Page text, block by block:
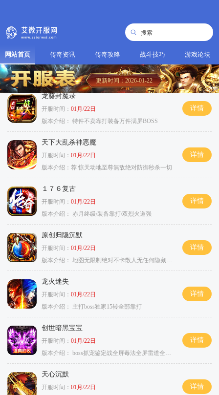
网站首页 传奇资讯 传奇攻略 战斗技巧 游戏论坛
更新时间：2026-01-22
龙葵封魔录
开服时间： 01月/22日
版本介绍： 特件不卖靠打装备万件满屏BOSS
详情
天下大乱杀神恶魔
开服时间： 01月/22日
版本介绍： 荐 惊天动地至尊無敌绝对防御秒杀一切
详情
１７６复古
开服时间： 01月/22日
版本介绍： 赤月终级/装备靠打/双烈火道强
详情
原创归隐沉默
开服时间： 01月/22日
版本介绍： 地图无限制绝对不卡散人无任何隐藏消费
详情
龙火迷失
开服时间： 01月/22日
版本介绍：
主打boss独家15转全部靠打
详情
创世暗黑宝宝
开服时间： 01月/22日
版本介绍： boss抓宠鉴定战全屏毒法全屏雷道全屏狗
详情
天心沉默
开服时间： 01月/22日
详情